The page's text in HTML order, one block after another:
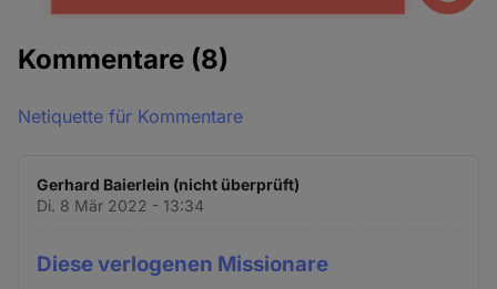
Kommentare (8)
Netiquette für Kommentare
Gerhard Baierlein (nicht überprüft)
Di. 8 Mär 2022 - 13:34
Diese verlogenen Missionare